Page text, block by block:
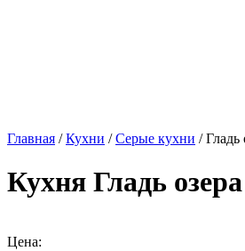
Главная /Кухни /Серые кухни / Гладь
Кухня Гладь озера
Цена: